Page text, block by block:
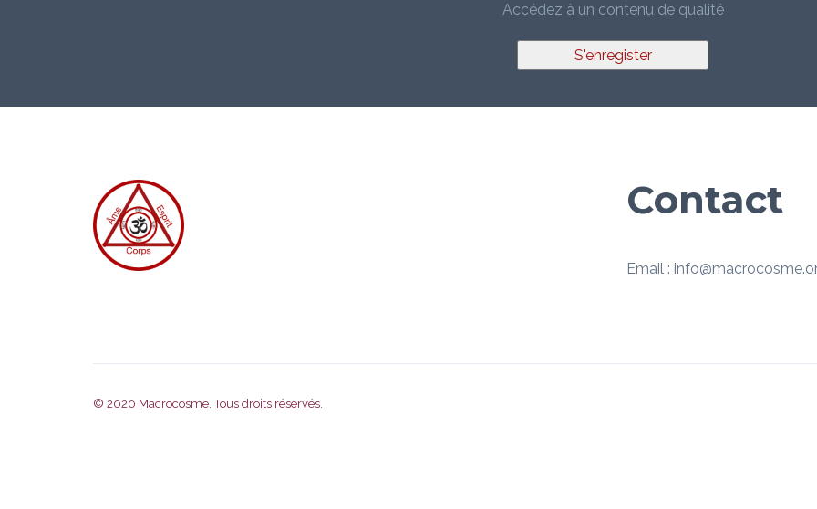
Accédez à un contenu de qualité
S'enregister
Contact
Email :
© 2020 Macrocosme. Tous droits réservés.